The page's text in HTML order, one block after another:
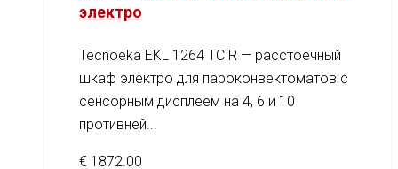
электро
Tecnoeka EKL 1264 TC R — расстоечный
шкаф электро для пароконвектоматов с
сенсорным дисплеем на 4, 6 и 10
противней...
€ 1872.00